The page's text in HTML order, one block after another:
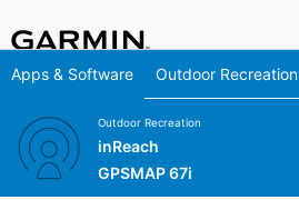
Apps & Software Outdoor Recreation
Outdoor Recreation
inReach
GPSMAP 67i